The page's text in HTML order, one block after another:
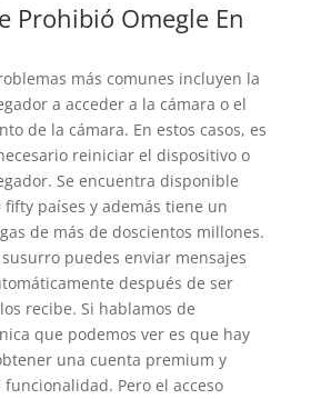
Prohibió Omegle En
más comunes incluyen la
a acceder a la cámara o el
de la cámara. En estos casos, es
reiniciar el dispositivo o
Se encuentra disponible
países y además tiene un
de más de doscientos millones.
puedes enviar mensajes
después de ser
recibe. Si hablamos de
que podemos ver es que hay
una cuenta premium y
Pero el acceso